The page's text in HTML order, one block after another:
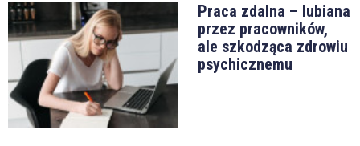
Praca zdalna – lubiana
przez pracowników,
ale szkodząca zdrowiu
psychicznemu